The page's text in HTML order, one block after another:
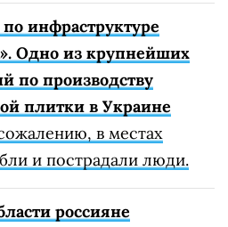
инфраструктуре
Одно из крупнейших
по производству
плитки в Украине
в местах
и пострадали люди.
россияне